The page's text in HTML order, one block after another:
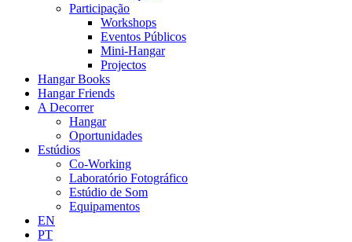
Participação
Workshops
Eventos Públicos
Mini-Hangar
Projectos
Hangar Books
Hangar Friends
A Decorrer
Hangar
Oportunidades
Estúdios
Co-Working
Laboratório Fotográfico
Estúdio de Som
Equipamentos
EN
PT